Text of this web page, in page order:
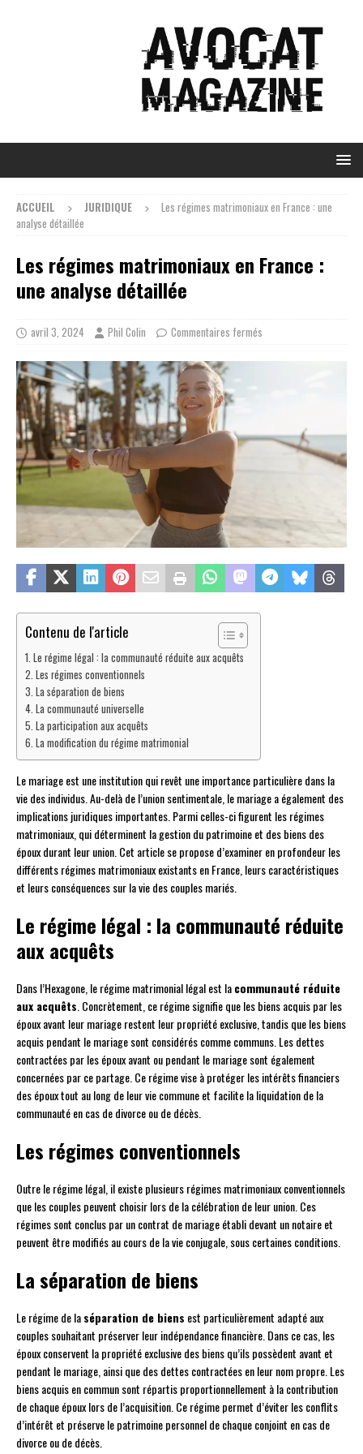
ACCUEIL JURIDIQUE
Les régimes matrimoniaux en France : une
analyse détaillée
Les régimes matrimoniaux en France :
une analyse détaillée
avril 3, 2024 Phil Colin Commentaires fermés
Contenu de l'article
Le régime légal : la communauté réduite aux acquêts
Les régimes conventionnels
La séparation de biens
La communauté universelle
La participation aux acquêts
La modification du régime matrimonial
Le mariage est une institution qui revêt une importance particulière dans la
vie des individus. Au-delà de l’union sentimentale, le mariage a également des
implications juridiques importantes. Parmi celles-ci figurent les régimes
matrimoniaux, qui déterminent la gestion du patrimoine et des biens des
époux durant leur union. Cet article se propose d’examiner en profondeur les
différents régimes matrimoniaux existants en France, leurs caractéristiques
et leurs conséquences sur la vie des couples mariés.
Le régime légal : la communauté réduite
aux acquêts
Dans l’Hexagone, le régime matrimonial légal est lacommunauté réduite
aux acquêts . Concrètement, ce régime signifie que les biens acquis par les
époux avant leur mariage restent leur propriété exclusive, tandis que les biens
acquis pendant le mariage sont considérés comme communs. Les dettes
contractées par les époux avant ou pendant le mariage sont également
concernées par ce partage. Ce régime vise à protéger les intérêts financiers
des époux tout au long de leur vie commune et facilite la liquidation de la
communauté en cas de divorce ou de décès.
Les régimes conventionnels
Outre le régime légal, il existe plusieurs régimes matrimoniaux conventionnels
que les couples peuvent choisir lors de la célébration de leur union. Ces
régimes sont conclus par un contrat de mariage établi devant un notaire et
peuvent être modifiés au cours de la vie conjugale, sous certaines conditions.
La séparation de biens
Le régime de laséparation de biens est particulièrement adapté aux
couples souhaitant préserver leur indépendance financière. Dans ce cas, les
époux conservent la propriété exclusive des biens qu’ils possèdent avant et
pendant le mariage, ainsi que des dettes contractées en leur nom propre. Les
biens acquis en commun sont répartis proportionnellement à la contribution
de chaque époux lors de l’acquisition. Ce régime permet d’éviter les conflits
d’intérêt et préserve le patrimoine personnel de chaque conjoint en cas de
divorce ou de décès.